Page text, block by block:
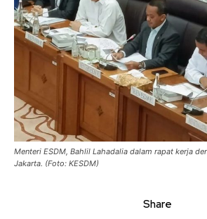
Menteri ESDM, Bahlil Lahadalia dalam rapat kerja
Jakarta. (Foto: KESDM)
Share